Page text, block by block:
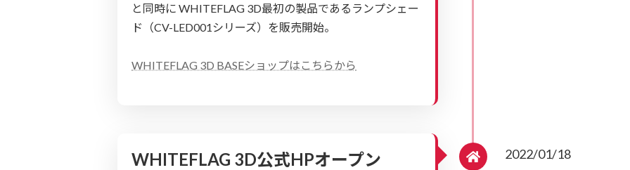
と同時に WHITEFLAG 3D最初の製品であるランプシェー
ド（CV-LED001シリーズ）を販売開始。
WHITEFLAG 3D BASEショップはこちらから
2022/01/18
WHITEFLAG 3D公式HPオープン